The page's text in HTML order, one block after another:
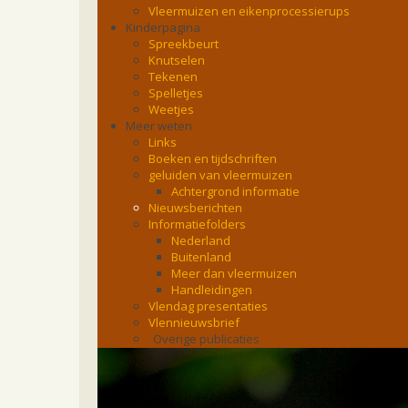
Vleermuizen en eikenprocessierups
Kinderpagina
Spreekbeurt
Knutselen
Tekenen
Spelletjes
Weetjes
Meer weten
Links
Boeken en tijdschriften
geluiden van vleermuizen
Achtergrond informatie
Nieuwsberichten
Informatiefolders
Nederland
Buitenland
Meer dan vleermuizen
Handleidingen
Vlendag presentaties
Vlennieuwsbrief
Overige publicaties
zoonose info (rabies, corona, etc)
rapporten